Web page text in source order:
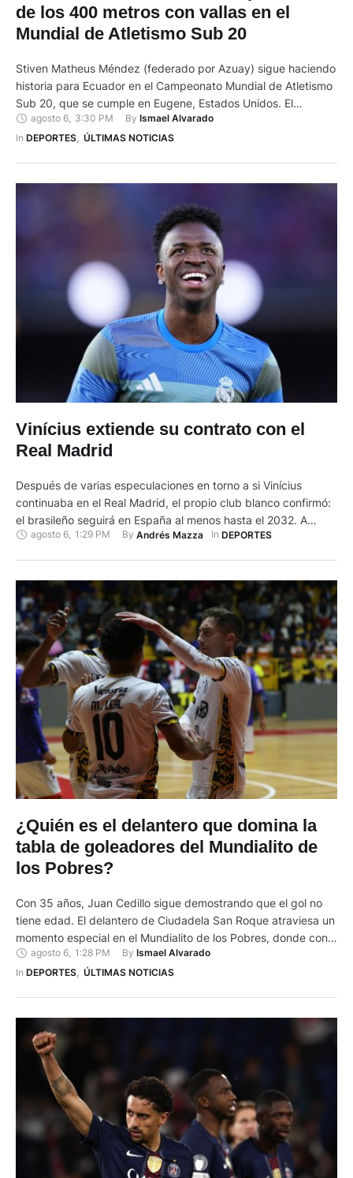
de los 400 metros con vallas en el
Mundial de Atletismo Sub 20
Stiven Matheus Méndez (federado por Azuay) sigue haciendo
historia para Ecuador en el Campeonato Mundial de Atletismo
Sub 20, que se cumple en Eugene, Estados Unidos. El
velocista ecuatoriano, conocido como ‘El Patrón’, clasificó a
las semifinales de los 400 metros con vallas y este sábado 8
agosto 6 3:30 PM By Ismael Alvarado
In DEPORTES, ÚLTIMAS NOTICIAS
Vinícius extiende su contrato con el
Real Madrid
Después de varias especulaciones en torno a si Vinícius
continuaba en el Real Madrid, el propio club blanco confirmó:
el brasileño seguirá en España al menos hasta el 2032. A
través de un comunicado y una publicación en sus redes
agosto 6, 1:29 PM By Andrés Mazza In DEPORTES
¿Quién es el delantero que domina la
tabla de goleadores del Mundialito de
los Pobres?
Con 35 años, Juan Cedillo sigue demostrando que el gol no
tiene edad. El delantero de Ciudadela San Roque atraviesa un
momento especial en el Mundialito de los Pobres, donde con
11 tantos se convirtió, por ahora, en el máximo goleador del
interbarrial. Debutó con 22 años con el barrio Las Américas.
agosto 6 1:28 PM By Ismael Alvarado
In DEPORTES, ÚLTIMAS NOTICIAS